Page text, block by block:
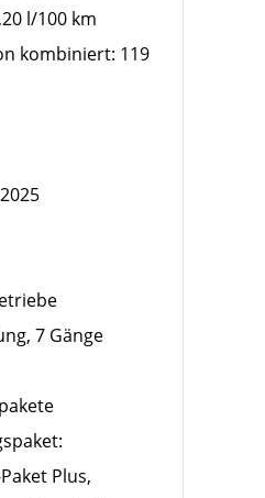
l/100 km
kombiniert: 119
7 Gänge
Plus,